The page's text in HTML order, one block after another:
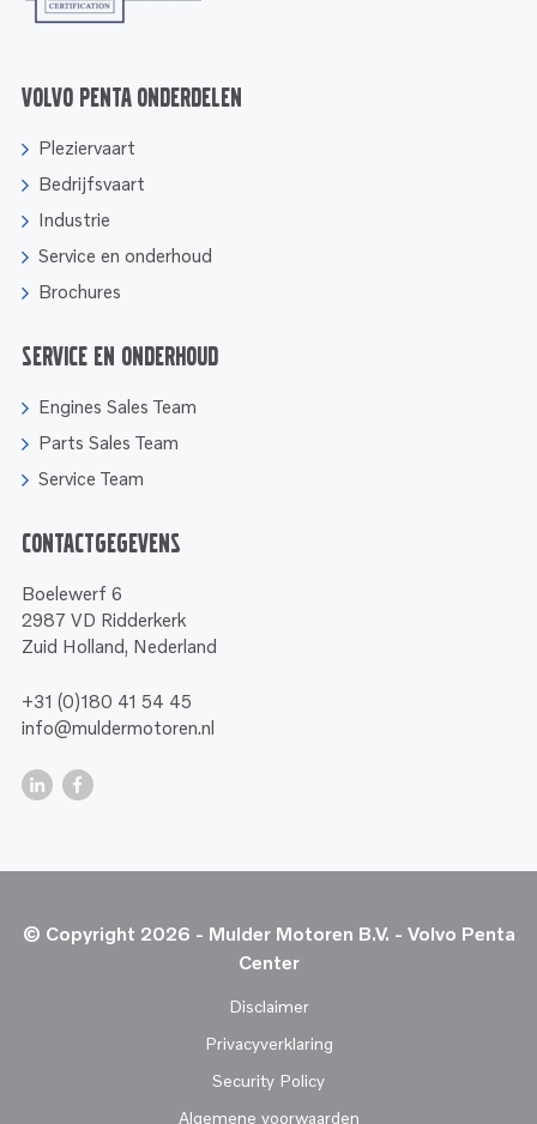
Volvo Penta onderdelen
Pleziervaart
Bedrijfsvaart
Industrie
Service en onderhoud
Brochures
Service en onderhoud
Engines Sales Team
Parts Sales Team
Service Team
Contactgegevens
Boelewerf 6
2987 VD Ridderkerk
Zuid Holland, Nederland
+31 (0)180 41 54 45
info@muldermotoren.nl
© Copyright 2026 - Mulder Motoren B.V. - Volvo Penta
Center
Disclaimer
Privacyverklaring
Security Policy
Algemene voorwaarden